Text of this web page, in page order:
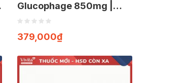
Glucophage 850mg |
Hộp 100 viên
379,000₫